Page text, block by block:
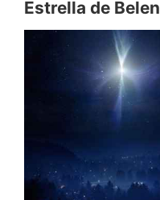
Estrella de Belen